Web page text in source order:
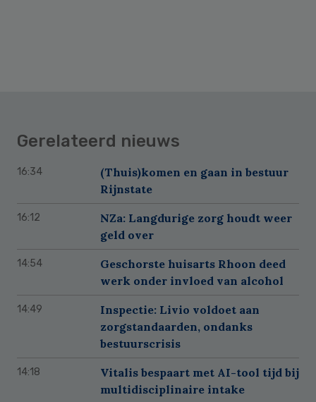
Gerelateerd nieuws
16:34
(Thuis)komen en gaan in bestuur
Rijnstate
16:12
NZa: Langdurige zorg houdt weer
geld over
14:54
Geschorste huisarts Rhoon deed
werk onder invloed van alcohol
14:49
Inspectie: Livio voldoet aan
zorgstandaarden, ondanks
bestuurscrisis
14:18
Vitalis bespaart met AI-tool tijd bij
multidisciplinaire intake